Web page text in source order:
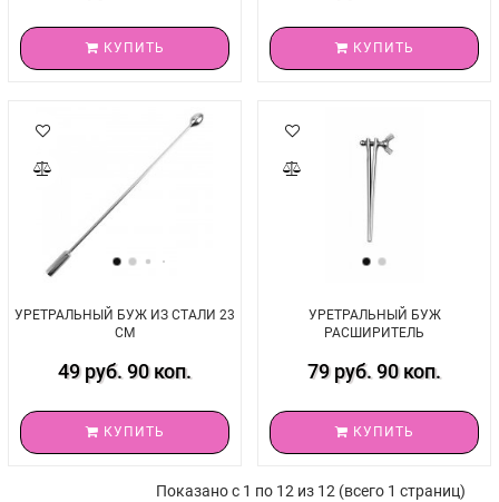
КУПИТЬ КУПИТЬ
УРЕТРАЛЬНЫЙ БУЖ ИЗ СТАЛИ 23
СМ
49 руб. 90 коп.
КУПИТЬ
УРЕТРАЛЬНЫЙ БУЖ
РАСШИРИТЕЛЬ
79 руб. 90 коп.
КУПИТЬ
Показано с 1 по 12 из 12 (всего 1 страниц)